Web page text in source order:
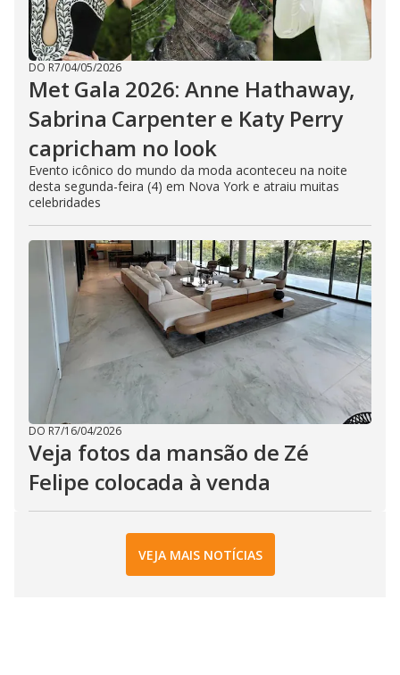
DO R7/04/05/2026
Met Gala 2026: Anne Hathaway,
Sabrina Carpenter e Katy Perry
capricham no look
Evento icônico do mundo da moda aconteceu na noite
desta segunda-feira (4) em Nova York e atraiu muitas
celebridades
DO R7/16/04/2026
Veja fotos da mansão de Zé
Felipe colocada à venda
VEJA MAIS NOTÍCIAS